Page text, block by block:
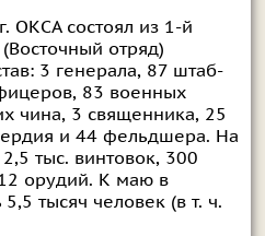
ОКСА состоял из 1-й
отряд)
3 генерала, 87 штаб-
83 военных
чина, 3 священника, 25
и 44 фельдшера. На
тыс. винтовок, 300
орудий. К маю в
тысяч человек (в т. ч.